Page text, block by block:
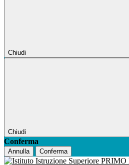
Chiudi
Chiudi
Conferma
Annulla Conferma